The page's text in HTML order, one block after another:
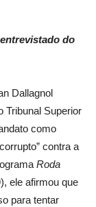
do
Dallagnol
Tribunal Superior
como
contra a
Roda
ele afirmou que
para tentar